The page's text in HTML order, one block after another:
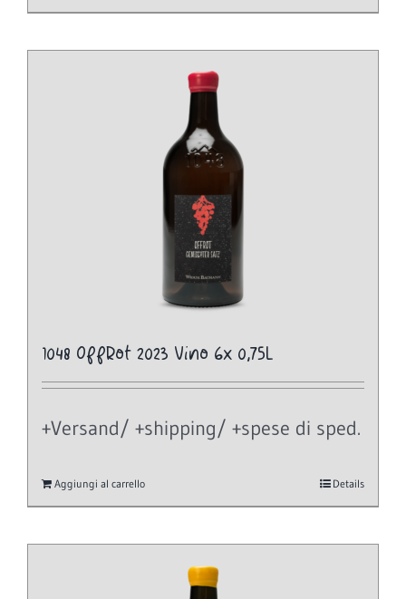
1048 OffRot 2023 Vino 6x 0,75L
+Versand/ +shipping/ +spese di sped.
Aggiungi al carrello Details